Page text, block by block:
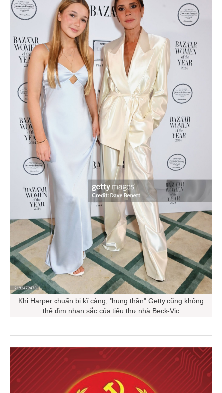
Khi Harper chuẩn bị kĩ càng, "hung thần" Getty cũng không
thể dìm nhan sắc của tiểu thư nhà Beck-Vic